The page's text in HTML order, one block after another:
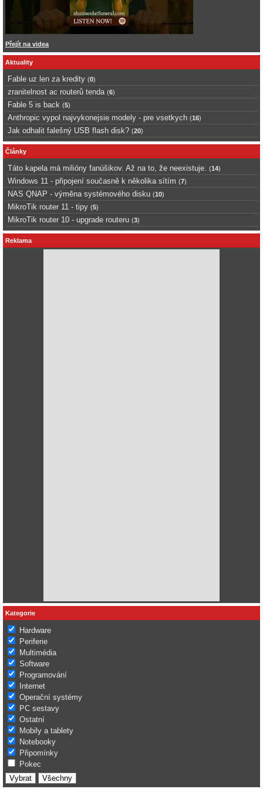
Přejít na videa
Aktuality
Fable uz len za kredity (0)
zranitelnost ac routerů tenda (6)
Fable 5 is back (5)
Anthropic vypol najvykonejsie modely - pre vsetkych (16)
Jak odhalit falešný USB flash disk? (20)
Články
Táto kapela má milióny fanúšikov. Až na to, že neexistuje. (14)
Windows 11 - připojení současně k několika sítím (7)
NAS QNAP - výměna systémového disku (10)
MikroTik router 11 - tipy (5)
MikroTik router 10 - upgrade routeru (3)
Reklama
Kategorie
Hardware
Periferie
Multimédia
Software
Programování
Internet
Operační systémy
PC sestavy
Ostatní
Mobily a tablety
Notebooky
Připomínky
Pokec